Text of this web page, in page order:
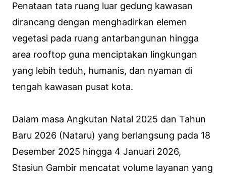
Penataan tata ruang luar gedung kawasan
dirancang dengan menghadirkan elemen
vegetasi pada ruang antarbangunan hingga
area rooftop guna menciptakan lingkungan
yang lebih teduh, humanis, dan nyaman di
tengah kawasan pusat kota.
Dalam masa Angkutan Natal 2025 dan Tahun
Baru 2026 (Nataru) yang berlangsung pada 18
Desember 2025 hingga 4 Januari 2026,
Stasiun Gambir mencatat volume layanan yang